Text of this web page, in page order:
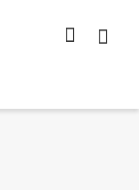
size